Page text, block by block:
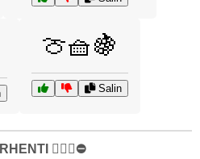
🍈🧺🍇
Salin
✋🏻🛑⛔️